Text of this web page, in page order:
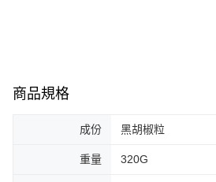
商品規格
成份 黑胡椒粒
重量 320G